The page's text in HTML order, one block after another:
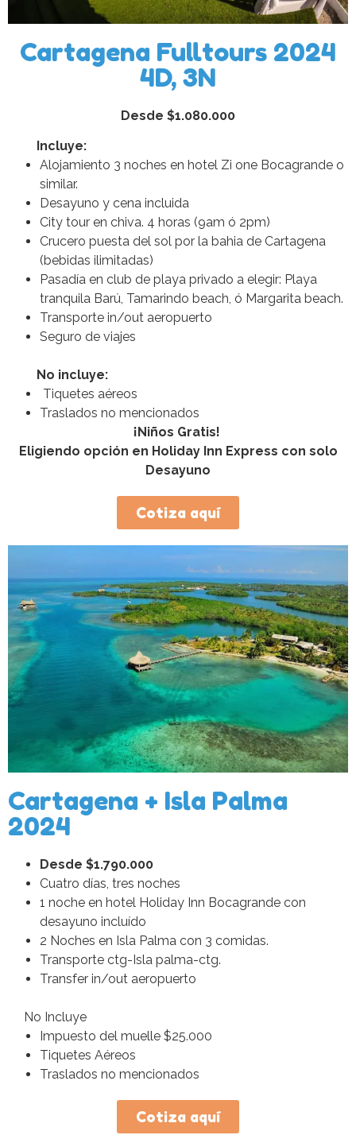
Cartagena Fulltours 2024
4D, 3N
Desde $1.080.000
Incluye:
Alojamiento 3 noches en hotel Zi one Bocagrande o
similar.
Desayuno y cena incluida
City tour en chiva. 4 horas (9am ó 2pm)
Crucero puesta del sol por la bahia de Cartagena
(bebidas ilimitadas)
Pasadía en club de playa privado a elegir: Playa
tranquila Barú, Tamarindo beach, ó Margarita beach.
Transporte in/out aeropuerto
Seguro de viajes
No incluye:
Tiquetes aéreos
Traslados no mencionados
¡Niños Gratis!
Eligiendo opción en Holiday Inn Express con solo
Desayuno
Cotiza aquí
Cartagena + Isla Palma
2024
Desde $1.790.000
Cuatro días, tres noches
1 noche en hotel Holiday Inn Bocagrande con
desayuno incluído
2 Noches en Isla Palma con 3 comidas.
Transporte ctg-Isla palma-ctg.
Transfer in/out aeropuerto
No Incluye
Impuesto del muelle $25.000
Tiquetes Aéreos
Traslados no mencionados
Cotiza aquí